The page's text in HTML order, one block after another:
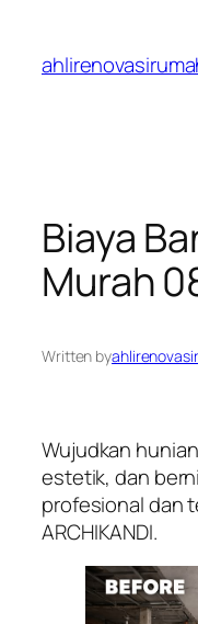
content
Biaya
Murah
Written by
Wujudkan
estetik, dan
profesional dan
ARCHIKANDI.